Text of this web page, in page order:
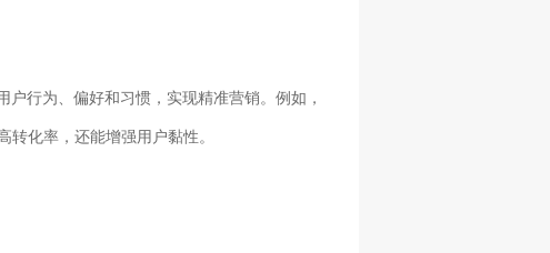
行为、偏好和习惯，实现精准营销。例如，
化率，还能增强用户黏性。